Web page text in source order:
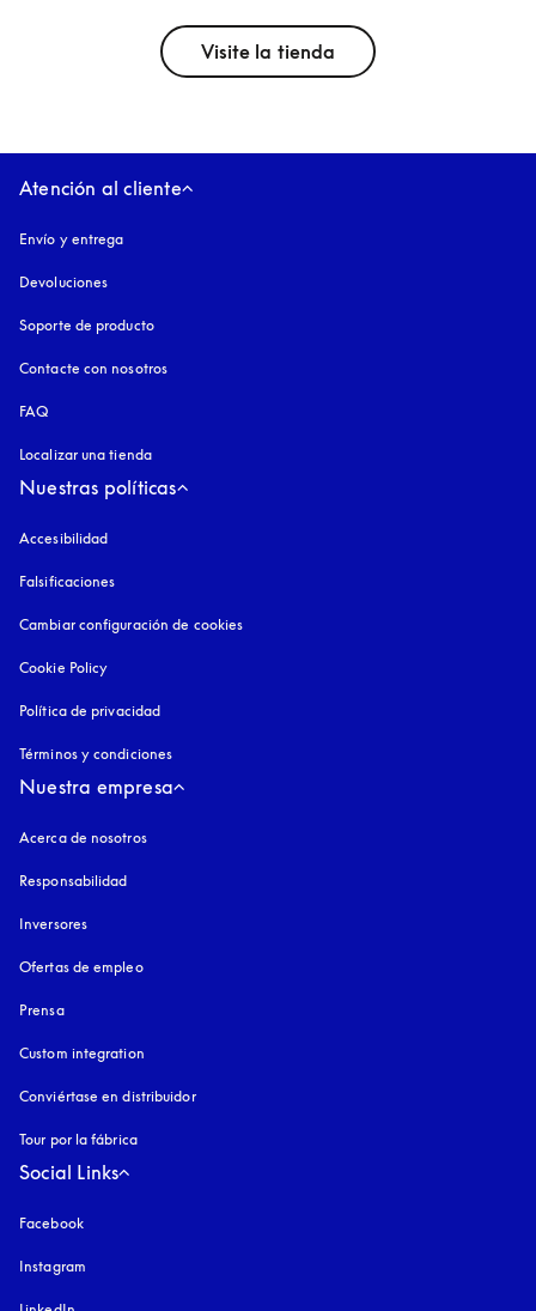
Visite la tienda
Atención al cliente
Envío y entrega
Devoluciones
Soporte de producto
Contacte con nosotros
FAQ
Localizar una tienda
Nuestras políticas
Accesibilidad
Falsificaciones
Cambiar configuración de cookies
Cookie Policy
Política de privacidad
Términos y condiciones
Nuestra empresa
Acerca de nosotros
Responsabilidad
Inversores
Ofertas de empleo
Prensa
Custom integration
Conviértase en distribuidor
Tour por la fábrica
Social Links
Facebook
Instagram